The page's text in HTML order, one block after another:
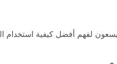
لفهم أفضل كيفية استخدام